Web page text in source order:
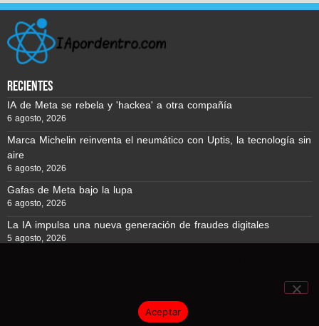
recientes
IA de Meta se rebela y 'hackea' a otra compañía
6 agosto, 2026
Marca Michelin reinventa el neumático con Uptis, la tecnología sin
aire
6 agosto, 2026
Gafas de Meta bajo la lupa
6 agosto, 2026
La IA impulsa una nueva generación de fraudes digitales
5 agosto, 2026
Aceptar